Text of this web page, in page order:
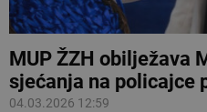
MUP ŽZH obilježava
sjećanja na policajce
04.03.2026 12:59